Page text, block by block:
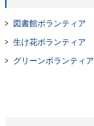
図書館ボランティア
生け花ボランティア
グリーンボランティア